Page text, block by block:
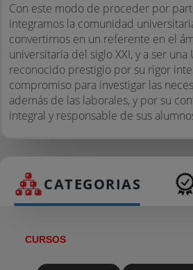
Con este modo de proceder por
integramos la comunidad
convertirnos en un referente en el
universitaria del siglo XXI, y a ser
reconocido prestigio por su rigor
compromiso para investigar las
además de las laborales, y por su
integral y responsable de sus
CATEGORIAS
CURSOS